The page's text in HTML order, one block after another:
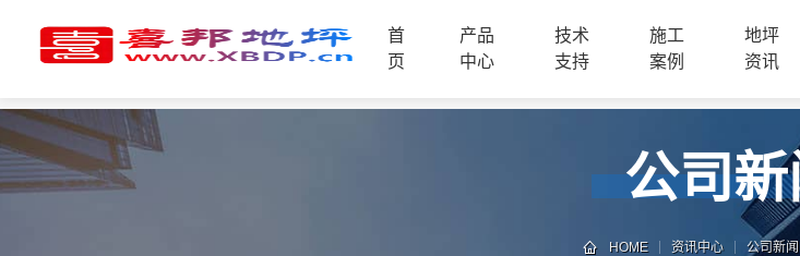
首
页
产品
中心
技术
支持
施工
案例
地坪
资讯
品
中
心
技
术
公司
HOME 资讯中心 公司新闻